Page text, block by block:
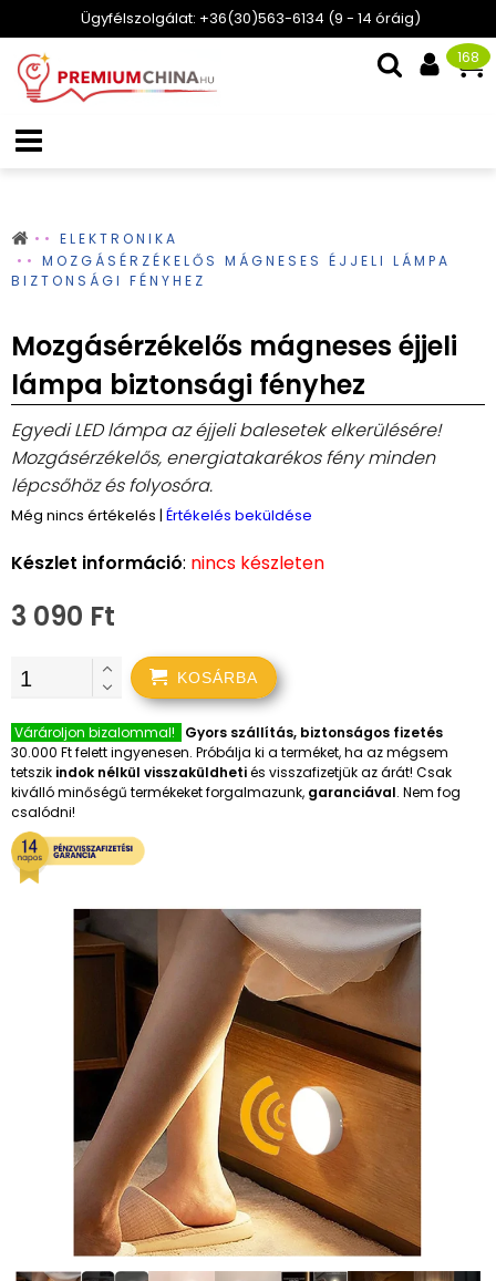
Ügyfélszolgálat: +36(30)563-6134 (9 - 14 óráig)
168
ELEKTRONIKA
MOZGÁSÉRZÉKELŐS MÁGNESES ÉJJELI LÁMPA
BIZTONSÁGI FÉNYHEZ
Mozgásérzékelős mágneses éjjeli
lámpa biztonsági fényhez
Egyedi LED lámpa az éjjeli balesetek elkerülésére!
Mozgásérzékelős, energiatakarékos fény minden
lépcsőhöz és folyosóra.
Még nincs értékelés | Értékelés beküldése
Készlet információ: nincs készleten
3 090 Ft
KOSÁRBA
Várároljon bizalommal!
Gyors szállítás, biztonságos fizetés
30.000 Ft felett ingyenesen. Próbálja ki a terméket, ha az mégsem
tetszik indok nélkül visszaküldhetiés visszafizetjük az árát! Csak
kiválló minőségű termékeket forgalmazunk, garanciával. Nem fog
csalódni!